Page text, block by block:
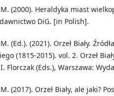
(2000). Heraldyka miast
DiG. [in Polish].
(Ed.). (2021). Orzeł Biały.
(1815-2015). vol. 2. Orzeł
Florczak (Eds.), Warszawa:
(2017). Orzeł Biały, ale jaki?